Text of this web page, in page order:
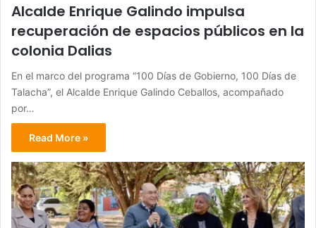
Alcalde Enrique Galindo impulsa
recuperación de espacios públicos en la
colonia Dalias
En el marco del programa “100 Días de Gobierno, 100 Días de
Talacha”, el Alcalde Enrique Galindo Ceballos, acompañado
por…
Read More »